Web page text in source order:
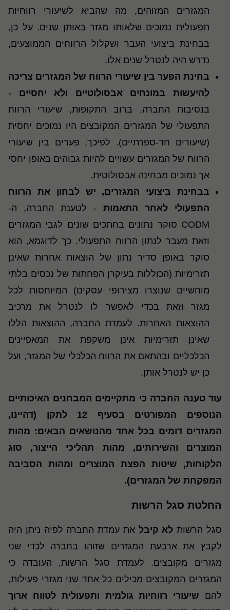
המגזרים המזוהים, מה שהביא לשיעורי רווחיות
תפעולית נמוכים שלאותו מגזר באותן שנים. על כן,
בבחינת ביצועי העבר ושקלול הרווחים הממוצעים,
נדרש היה לנטרל שנים אלו.
בחינת הפער בין שיעורי הרווח של המגזרים צריכה
להיעשות במונחים אבסולוטיים ולא יחסיים -
בנסיבות החברה, ברוב התקופות, שיעורי הרווח
התפעולי של המגזרים המקובצים היו נמוכים יחסית
(שיעורים חד-ספרתיים). לפיכך, פערים בין שיעורי
הרווח של המגזרים עשויים להיות גבוהים באופן יחסי
אך נמוכים מבחינה אבסולוטית.
בבחינת ביצועי המגזרים, יש לבחון את הרווח
התפעולי לאחר התאמות - לטענת החברה, ה-
CODM סוקר נתונים בחתכים שונים לגבי המגזרים
וזאת מעבר לנתון הרווח התפעולי. כך לדוגמא, הוא
סוקר באופן סדיר נתון של הוצאות אחרות שאינן
תזרימיות (הכוללות בעיקרן הפחתות של נכסים בלתי
מוחשיים שנוצרו מצירופי עסקים) המיוחסות לכל
מגזר וזאת בכדי לאפשר לו לנטרל את מרכיב
ההוצאות האחרות. לעמדת החברה, ההוצאות הללו
שאינן תזרימיות אינן משקפת את המאפיינים
הכלכליים ובהתאם את הרווח הכלכלי של המגזר, ועל
כן יש לנטרל אותן.
עוד טענה החברה כי מתקיימים המבחנים האיכותיים
הנוספים המפורטים בסעיף 12 לתקן (דהיינו,
המגזרים דומים בכל אחד מהנושאים הבאים: מהות
המוצרים והשירותים, מהות תהליכי הייצור, סוג
הלקוחות, שיטות הפצת המוצרים ומהות הסביבה
המפקחת של המגזרים).
החלטת סגל הרשות
סגל הרשות לא קיבל את עמדת החברה לפיה ניתן היה
לקבץ את ארבעת המגזרים שזוהו בחברה לכדי שני
מגזרים מקובצים. לעמדת סגל הרשות, העובדה כי
המגזרים המקובצים מכילים כל אחד שני מגזרי פעילות,
להם שיעורי רווחיות גולמית ותפעולית לטווח ארוך